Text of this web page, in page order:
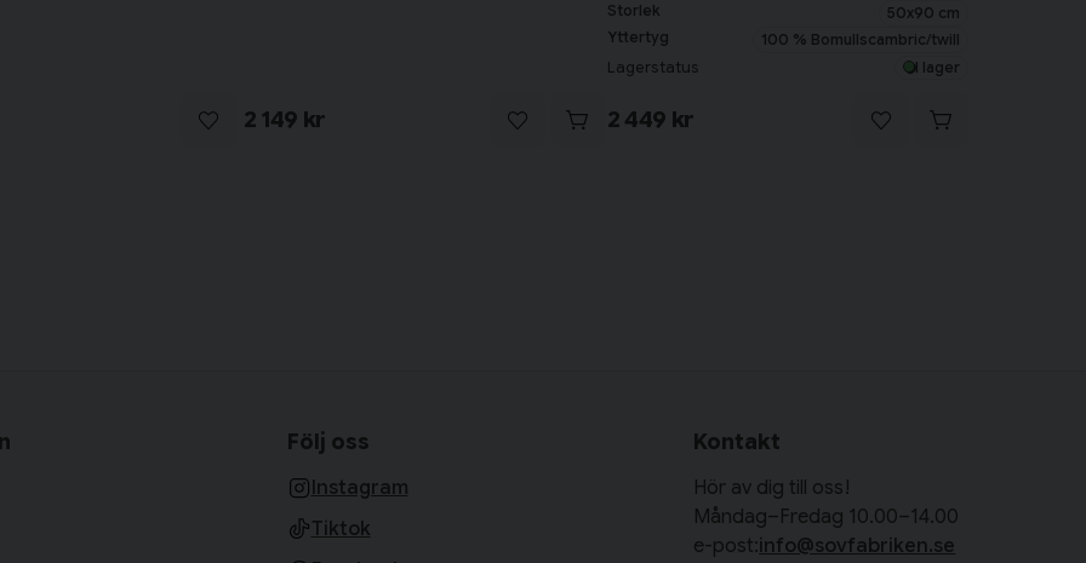
2 149 kr
Storlek
50x90 cm
Yttertyg
100 % Bomullscambric/twill
Lagerstatus I lager
2 449 kr
Följ oss
Instagram
Tiktok
Kontakt
Hör av dig till oss!
Måndag–Fredag 10.00–14.00
e-post:info@sovfabriken.se